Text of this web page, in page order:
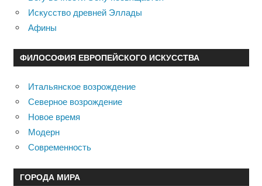
Искусство древней Эллады
Афины
ФИЛОСОФИЯ ЕВРОПЕЙСКОГО ИСКУССТВА
Итальянское возрождение
Северное возрождение
Новое время
Модерн
Современность
ГОРОДА МИРА